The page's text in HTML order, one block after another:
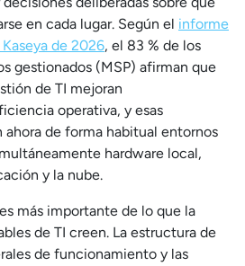
en cada lugar. Según el informe
de 2026, el 83 % de los
gestionados (MSP) afirman que
de TI mejoran
operativa, y esas
ahora de forma habitual entornos
hardware local,
y la nube.
más importante de lo que la
de TI creen. La estructura de
de funcionamiento y las